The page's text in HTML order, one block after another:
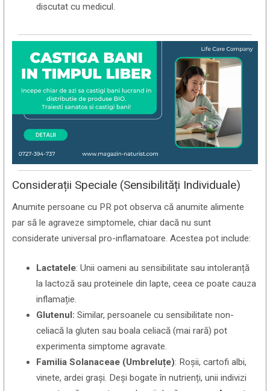
discutat cu medicul.
Considerații Speciale (Sensibilități Individuale)
Anumite persoane cu PR pot observa că anumite alimente
par să le agraveze simptomele, chiar dacă nu sunt
considerate universal pro-inflamatoare. Acestea pot include:
Lactatele: Unii oameni au sensibilitate sau intoleranță
la lactoză sau proteinele din lapte, ceea ce poate cauza
inflamație.
Glutenul: Similar, persoanele cu sensibilitate non-
celiacă la gluten sau boala celiacă (mai rară) pot
experimenta simptome agravate.
Familia Solanaceae (Umbreluțe): Roșii, cartofi albi,
vinete, ardei grași. Deși bogate în nutrienți, unii indivizi